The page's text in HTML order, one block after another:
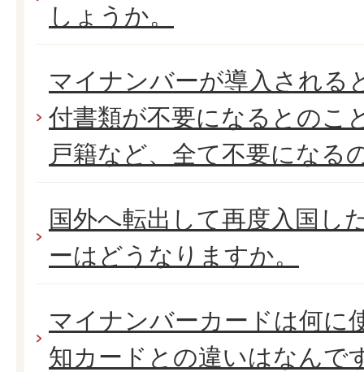
しょうか。
マイナンバーが導入される
付書類が不要になるとのこ
戸籍など、全て不要になる
国外へ転出して再度入国し
ーはどうなりますか。
マイナンバーカードは何に
知カードとの違いはなんで